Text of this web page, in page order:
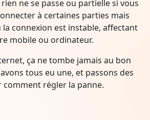
ne se passe ou partielle si vous
à certaines parties mais
la connexion est instable, affectant
mobile ou ordinateur.
ça ne tombe jamais au bon
tous eu une, et passons des
comment régler la panne.